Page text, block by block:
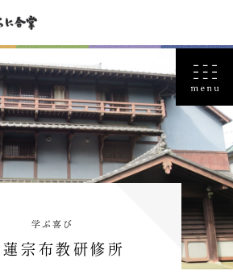
学ぶ喜び
蓮宗布教研修所